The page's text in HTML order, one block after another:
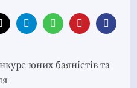
юних баяністів та